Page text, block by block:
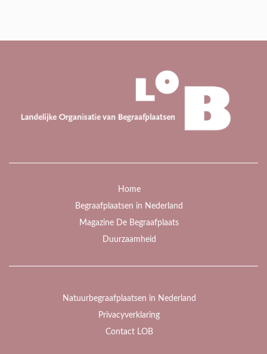
Home
Begraafplaatsen in Nederland
Magazine De Begraafplaats
Duurzaamheid
Natuurbegraafplaatsen in Nederland
Privacyverklaring
Contact LOB